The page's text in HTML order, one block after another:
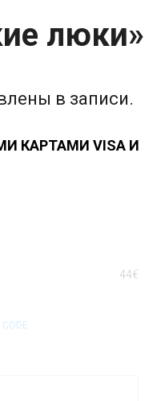
люки»
в записи.
КАРТАМИ VISA И